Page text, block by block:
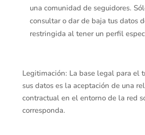
una comunidad de seguidores.
consultar o dar de baja tus datos
restringida al tener un perfil
Legitimación: La base legal para el
sus datos es la aceptación de una
contractual en el entorno de la red
corresponda.